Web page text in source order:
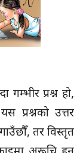
गम्भीर प्रश्न हो,
प्रश्नको उत्तर
तर विस्तृत